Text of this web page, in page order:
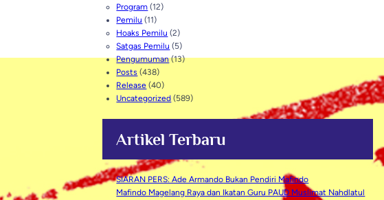
Program (12)
Pemilu (11)
Hoaks Pemilu (2)
Satgas Pemilu (5)
Pengumuman(13)
Posts (438)
Release (40)
Uncategorized (589)
Artikel Terbaru
SIARAN PERS: Ade Armando Bukan Pendiri Mafindo
Mafindo Magelang Raya dan Ikatan Guru PAUD Muslimat Nahdlatul